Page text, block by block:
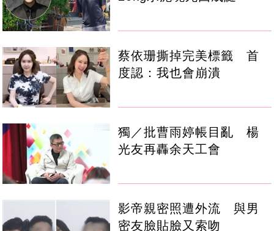
蔡依珊撕掉完美標籤 首
度認：我也會崩潰
獨／批曹雨婷帳目亂 楊
光友再轟余天工會
影帝親密照遭外流 與男
密友臉貼臉又索吻